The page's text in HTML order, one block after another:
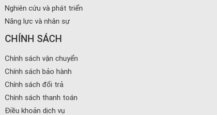
Nghiên cứu và phát triển
Năng lực và nhân sự
CHÍNH SÁCH
Chính sách vận chuyển
Chính sách bảo hành
Chính sách đổi trả
Chính sách thanh toán
Điều khoản dịch vụ